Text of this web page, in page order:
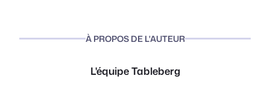
À PROPOS DE L'AUTEUR
L'équipe Tableberg